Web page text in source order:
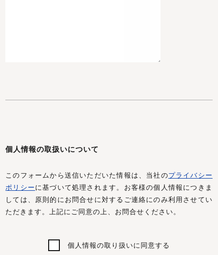
個人情報の取扱いについて
このフォームから送信いただいた情報は、当社のプライバシー
ポリシーに基づいて処理されます。お客様の個人情報につきま
しては、原則的にお問合せに対するご連絡にのみ利用させてい
ただきます。上記にご同意の上、お問合せください。
個人情報の取り扱いに同意する